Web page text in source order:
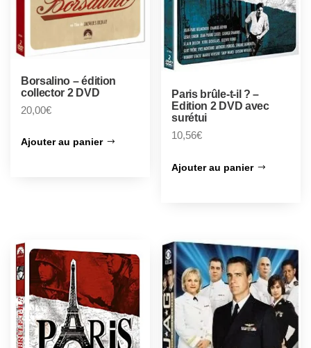
Borsalino – édition
collector 2 DVD
20,00€
Ajouter au panier
Paris brûle-t-il ? –
Edition 2 DVD avec
surétui
10,56€
Ajouter au panier